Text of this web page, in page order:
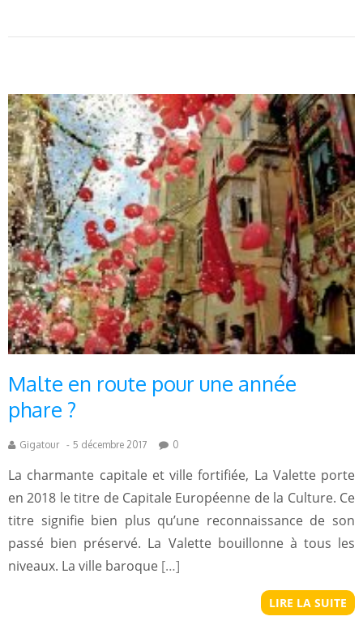
Malte en route pour une année
phare ?
Gigatour - 5 décembre 2017 0
La charmante capitale et ville fortifiée, La Valette porte
en 2018 le titre de Capitale Européenne de la Culture. Ce
titre signifie bien plus qu’une reconnaissance de son
passé bien préservé. La Valette bouillonne à tous les
niveaux. La ville baroque […]
LIRE LA SUITE